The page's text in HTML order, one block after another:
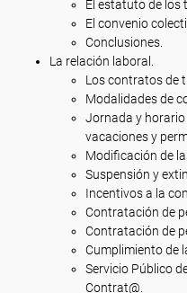
El estatuto de los
El convenio
Conclusiones.
La relación laboral.
Los contratos de
Modalidades de
Jornada y horario
vacaciones y
Modificación de
Suspensión y
Incentivos a la
Contratación de
Contratación de
Cumplimiento de
Servicio Público
Contrat@.